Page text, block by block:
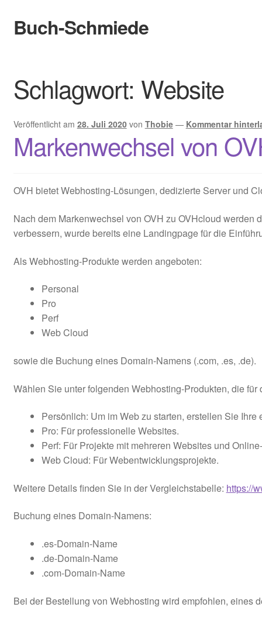
Zur
Navigation
Zum
Inhalt
Buch-Schmiede
Cookie-Richtlinie (EU)
Datenschutzerklärung
Infos
Der Verlag
Rechtliches
Beiträge
Kategorie
Chronologisch
Warenkorb
Konto
Kasse
Impressum
Schlagwort: Website
Veröffentlicht am 28. Juli 2020 von Thobie — Kommentar
Markenwechsel von
OVH bietet Webhosting-Lösungen, dedizierte Server und
Nach dem Markenwechsel von OVH zu OVHcloud
verbessern, wurde bereits eine Landingpage für die
Als Webhosting-Produkte werden angeboten:
Personal
Pro
Perf
Web Cloud
sowie die Buchung eines Domain-Namens (.com, .es, .de).
Wählen Sie unter folgenden Webhosting-Produkten, die
Persönlich: Um im Web zu starten, erstellen Sie Ihre
Pro: Für professionelle Websites.
Perf: Für Projekte mit mehreren Websites und
Web Cloud: Für Webentwicklungsprojekte.
Weitere Details finden Sie in der Vergleichstabelle: https://
Buchung eines Domain-Namens:
.es-Domain-Name
.de-Domain-Name
.com-Domain-Name
Bei der Bestellung von Webhosting wird empfohlen, eines